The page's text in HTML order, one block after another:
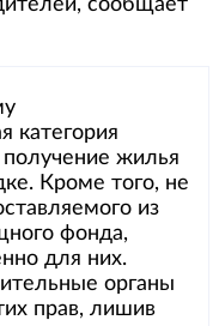
сообщает
категория
жилья
Кроме того, не
из
фонда,
для них.
органы
прав, лишив